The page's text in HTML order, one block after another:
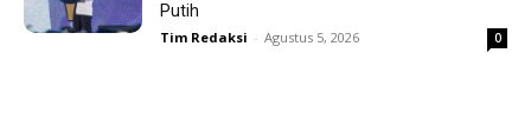
Putih
Tim Redaksi - Agustus 5, 2026 0